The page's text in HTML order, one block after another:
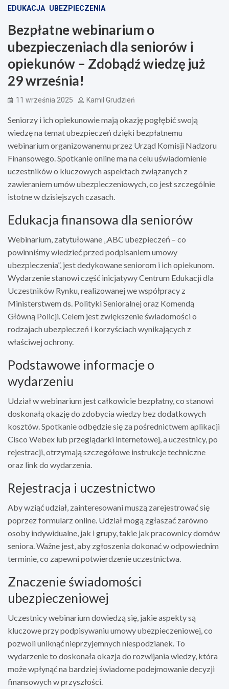
EDUKACJA UBEZPIECZENIA
Bezpłatne webinarium o
ubezpieczeniach dla seniorów i
opiekunów – Zdobądź wiedzę już
29 września!
11 września 2025 Kamil Grudzień
Seniorzy i ich opiekunowie mają okazję pogłębić swoją
wiedzę na temat ubezpieczeń dzięki bezpłatnemu
webinarium organizowanemu przez Urząd Komisji Nadzoru
Finansowego. Spotkanie online ma na celu uświadomienie
uczestników o kluczowych aspektach związanych z
zawieraniem umów ubezpieczeniowych, co jest szczególnie
istotne w dzisiejszych czasach.
Edukacja finansowa dla seniorów
Webinarium, zatytułowane „ABC ubezpieczeń – co
powinniśmy wiedzieć przed podpisaniem umowy
ubezpieczenia”, jest dedykowane seniorom i ich opiekunom.
Wydarzenie stanowi część inicjatywy Centrum Edukacji dla
Uczestników Rynku, realizowanej we współpracy z
Ministerstwem ds. Polityki Senioralnej oraz Komendą
Główną Policji. Celem jest zwiększenie świadomości o
rodzajach ubezpieczeń i korzyściach wynikających z
właściwej ochrony.
Podstawowe informacje o
wydarzeniu
Udział w webinarium jest całkowicie bezpłatny, co stanowi
doskonałą okazję do zdobycia wiedzy bez dodatkowych
kosztów. Spotkanie odbędzie się za pośrednictwem aplikacji
Cisco Webex lub przeglądarki internetowej, a uczestnicy, po
rejestracji, otrzymają szczegółowe instrukcje techniczne
oraz link do wydarzenia.
Rejestracja i uczestnictwo
Aby wziąć udział, zainteresowani muszą zarejestrować się
poprzez formularz online. Udział mogą zgłaszać zarówno
osoby indywidualne, jak i grupy, takie jak pracownicy domów
seniora. Ważne jest, aby zgłoszenia dokonać w odpowiednim
terminie, co zapewni potwierdzenie uczestnictwa.
Znaczenie świadomości
ubezpieczeniowej
Uczestnicy webinarium dowiedzą się, jakie aspekty są
kluczowe przy podpisywaniu umowy ubezpieczeniowej, co
pozwoli uniknąć nieprzyjemnych niespodzianek. To
wydarzenie to doskonała okazja do rozwijania wiedzy, która
może wpłynąć na bardziej świadome podejmowanie decyzji
finansowych w przyszłości.